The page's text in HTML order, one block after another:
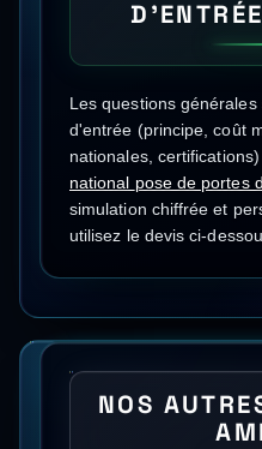
D'ENTRÉE
Les questions générales
d'entrée (principe, coût
nationales,
national pose de portes
simulation chiffrée et
utilisez le devis ci-
NOS